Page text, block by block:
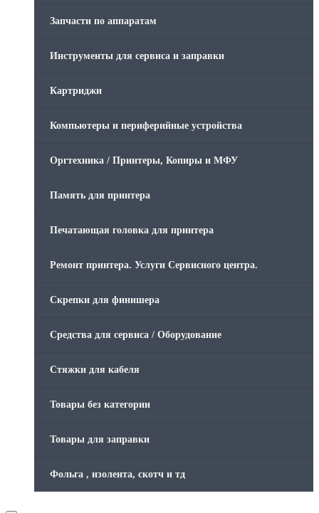
Запчасти по аппаратам
Инструменты для сервиса и заправки
Картриджи
Компьютеры и периферийные устройства
Оргтехника / Принтеры, Копиры и МФУ
Память для принтера
Печатающая головка для принтера
Ремонт принтера. Услуги Сервисного центра.
Скрепки для финишера
Средства для сервиса / Оборудование
Стяжки для кабеля
Товары без категории
Товары для заправки
Фольга , изолента, скотч и тд